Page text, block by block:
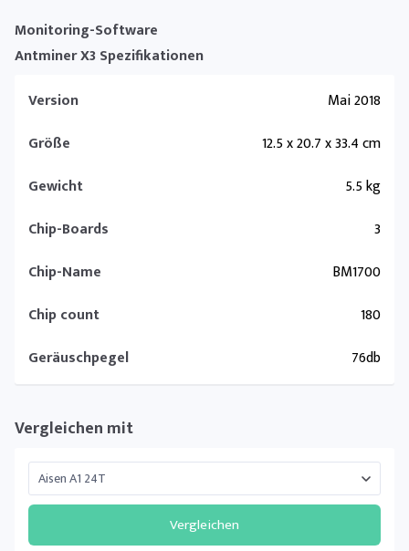
Monitoring-Software
Antminer X3 Spezifikationen
Version
Mai 2018
Größe
12.5 x 20.7 x 33.4 cm
Gewicht
5.5 kg
Chip-Boards
3
Chip-Name
BM1700
Chip count
180
Geräuschpegel
76db
Vergleichen mit
Vergleichen